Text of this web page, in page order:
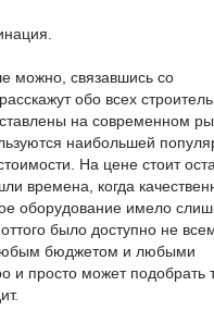
можно, связавшись со
обо всех
на современном
наибольшей
На цене стоит
времена, когда
оборудование имело
было доступно не
бюджетом и любыми
и просто может подобрать